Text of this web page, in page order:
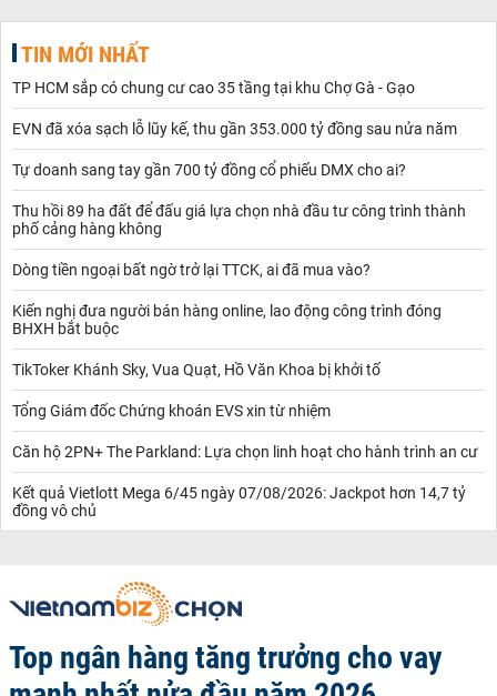
TIN MỚI NHẤT
TP HCM sắp có chung cư cao 35 tầng tại khu Chợ Gà - Gạo
EVN đã xóa sạch lỗ lũy kế, thu gần 353.000 tỷ đồng sau nửa năm
Tự doanh sang tay gần 700 tỷ đồng cổ phiếu DMX cho ai?
Thu hồi 89 ha đất để đấu giá lựa chọn nhà đầu tư công trình thành
phố cảng hàng không
Dòng tiền ngoại bất ngờ trở lại TTCK, ai đã mua vào?
Kiến nghị đưa người bán hàng online, lao động công trình đóng
BHXH bắt buộc
TikToker Khánh Sky, Vua Quạt, Hồ Văn Khoa bị khởi tố
Tổng Giám đốc Chứng khoán EVS xin từ nhiệm
Căn hộ 2PN+ The Parkland: Lựa chọn linh hoạt cho hành trình an cư
Kết quả Vietlott Mega 6/45 ngày 07/08/2026: Jackpot hơn 14,7 tỷ
đồng vô chủ
Top ngân hàng tăng trưởng cho vay